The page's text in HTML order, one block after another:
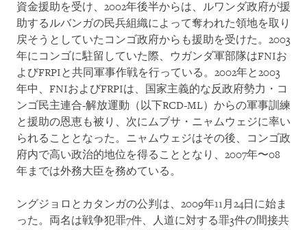
資金援助を受け、2002年後半からは、ルワンダ政府が援
助するルバンガの民兵組織によって奪われた領地を取り
戻そうとしていたコンゴ政府からも援助を受けた。2003
年にコンゴに駐留していた際、ウガンダ軍部隊はFNIお
よびFRPIと共同軍事作戦を行っている。2002年と2003
年中、FNIおよびFRPIは、国家主義的な反政府勢力・コ
ンゴ民主連合-解放運動（以下RCD-ML）からの軍事訓練
と援助の恩恵も被り、次にムブサ・ニャムウェジに率い
られることとなった。ニャムウェジはその後、コンゴ政
府内で高い政治的地位を得ることとなり、2007年〜08
年までは外務大臣を務めている。
ングジョロとカタンガの公判は、2009年11月24日に始ま
った。両名は戦争犯罪7件、人道に対する罪3件の間接共